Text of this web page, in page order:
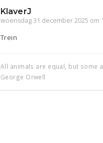
KlaverJ
woensdag 31 december 2025 om
Trein
All animals are equal, but some
George Orwell